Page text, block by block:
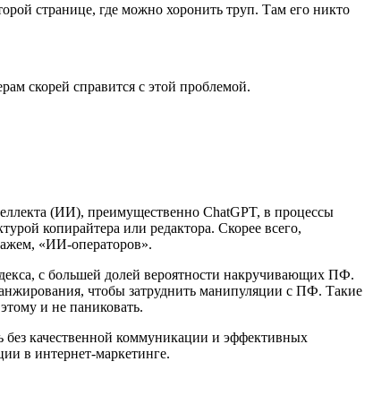
странице, где можно хоронить труп. Там его никто
скорей справится с этой проблемой.
(ИИ), преимущественно ChatGPT, в процессы
копирайтера или редактора. Скорее всего,
«ИИ-операторов».
с большей долей вероятности накручивающих ПФ.
чтобы затруднить манипуляции с ПФ. Такие
и не паниковать.
без качественной коммуникации и эффективных
в интернет-маркетинге.